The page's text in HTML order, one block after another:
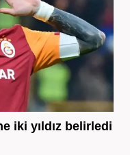
iki yıldız belirledi